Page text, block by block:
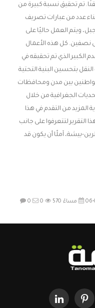
تم تحقيق نسبة كبيرة من
عدد من عبارات تصريف
ويتم العمل حاليًا على
نصفين. كل هذه الأعمال
الكبير الذي تم تحقيقه في
بتحسين البنية التحتية
بين مدن ومحافظات
الجغرافية من خلال
المزيد من التقدم في هذا
التقرير لتتعرفوا على جانب
بيشة، آملًا أن يكون قد
0 0 570